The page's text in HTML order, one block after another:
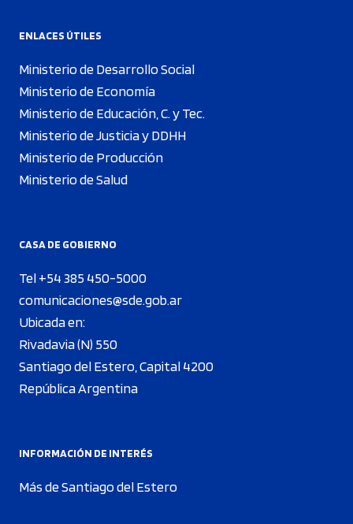
ENLACES ÚTILES
Ministerio de Desarrollo Social
Ministerio de Economía
Ministerio de Educación, C. y Tec.
Ministerio de Justicia y DDHH
Ministerio de Producción
Ministerio de Salud
CASA DE GOBIERNO
Tel +54 385 450-5000
comunicaciones@sde.gob.ar
Ubicada en:
Rivadavia (N) 550
Santiago del Estero, Capital 4200
República Argentina
INFORMACIÓN DE INTERÉS
Más de Santiago del Estero